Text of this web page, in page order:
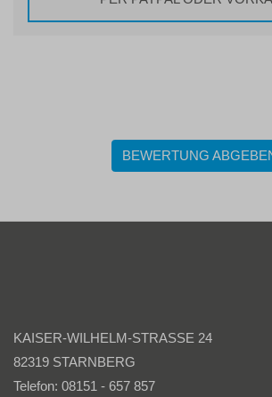
BEWERTUNG
KAISER-WILHELM-STRASSE 24
82319 STARNBERG
Telefon: 08151 - 657 857